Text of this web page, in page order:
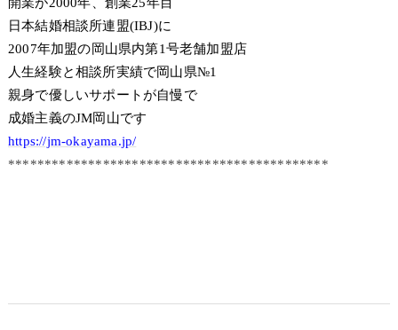
開業が2000年、創業25年目
日本結婚相談所連盟(IBJ)に
2007年加盟の岡山県内第1号老舗加盟店
人生経験と相談所実績で岡山県№1
親身で優しいサポートが自慢で
成婚主義のJM岡山です
https://jm-okayama.jp/
********************************************